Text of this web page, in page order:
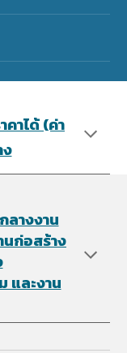
าได้ (ค่า
ลางงาน
นก่อสร้าง
และงาน